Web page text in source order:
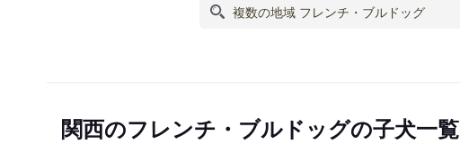
関西のフレンチ・ブルドッグの子犬一覧